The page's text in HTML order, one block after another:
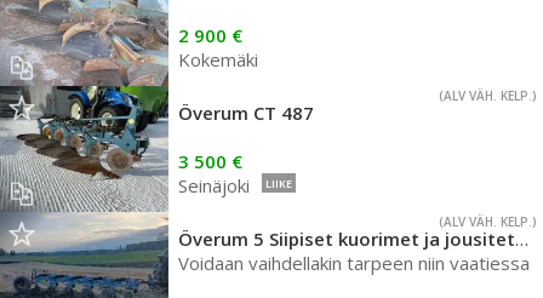
2 900 €
Kokemäki
(ALV VÄH. KELP.)
Överum CT 487
3 500 €
Seinäjoki
LIIKE
(ALV VÄH. KELP.)
Överum 5 Siipiset kuorimet ja jousitetut kiekkoleikkurit siistit ja hyvät
Voidaan vaihdellakin tarpeen niin vaatiessa